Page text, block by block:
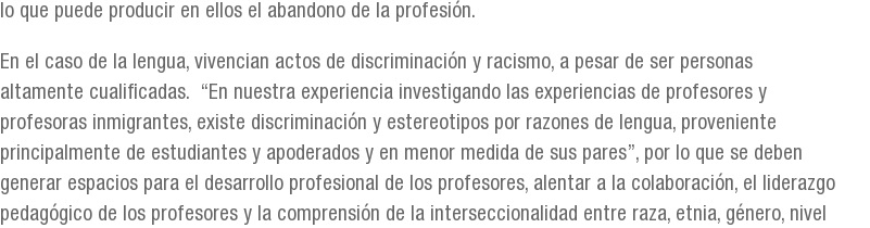
lo que puede producir en ellos el abandono de la profesión.
En el caso de la lengua, vivencian actos de discriminación y racismo, a pesar de ser personas
altamente cualificadas. “En nuestra experiencia investigando las experiencias de profesores y
profesoras inmigrantes, existe discriminación y estereotipos por razones de lengua, proveniente
principalmente de estudiantes y apoderados y en menor medida de sus pares”, por lo que se deben
generar espacios para el desarrollo profesional de los profesores, alentar a la colaboración, el liderazgo
pedagógico de los profesores y la comprensión de la interseccionalidad entre raza, etnia, género, nivel